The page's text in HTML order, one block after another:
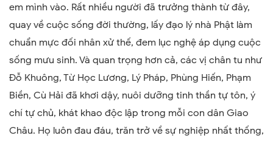
em mình vào. Rất nhiều người đã trưởng thành từ đây,
quay về cuộc sống đời thường, lấy đạo lý nhà Phật làm
chuẩn mực đối nhân xử thế, đem lục nghệ áp dụng cuộc
sống mưu sinh. Và quan trọng hơn cả, các vị chân tu như
Đỗ Khuông, Từ Học Lương, Lý Pháp, Phùng Hiến, Phạm
Biền, Cù Hải đã khơi dậy, nuôi dưỡng tinh thần tự tôn, ý
chí tự chủ, khát khao độc lập trong mỗi con dân Giao
Châu. Họ luôn đau đáu, trăn trở về sự nghiệp nhất thống,